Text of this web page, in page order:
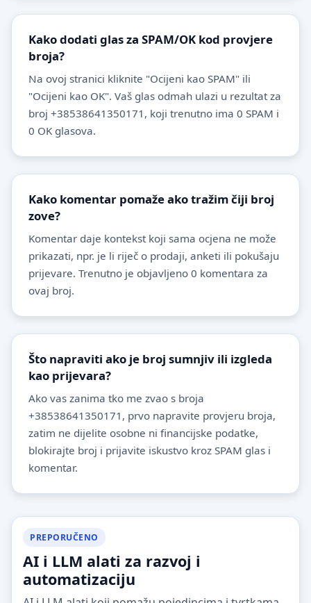
Kako dodati glas za SPAM/OK kod provjere
broja?
Na ovoj stranici kliknite "Ocijeni kao SPAM" ili
"Ocijeni kao OK". Vaš glas odmah ulazi u rezultat za
broj +38538641350171, koji trenutno ima 0 SPAM i
0 OK glasova.
Kako komentar pomaže ako tražim čiji broj
zove?
Komentar daje kontekst koji sama ocjena ne može
prikazati, npr. je li riječ o prodaji, anketi ili pokušaju
prijevare. Trenutno je objavljeno 0 komentara za
ovaj broj.
Što napraviti ako je broj sumnjiv ili izgleda
kao prijevara?
Ako vas zanima tko me zvao s broja
+38538641350171, prvo napravite provjeru broja,
zatim ne dijelite osobne ni financijske podatke,
blokirajte broj i prijavite iskustvo kroz SPAM glas i
komentar.
PREPORUČENO
AI i LLM alati za razvoj i
automatizaciju